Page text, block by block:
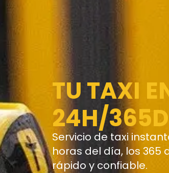
TU TAXI
24H/365D
Servicio de taxi
horas del día, los
rápido y confiable.